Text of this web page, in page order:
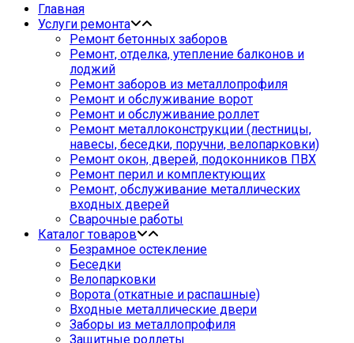
Главная
Услуги ремонта
Ремонт бетонных заборов
Ремонт, отделка, утепление балконов и
лоджий
Ремонт заборов из металлопрофиля
Ремонт и обслуживание ворот
Ремонт и обслуживание роллет
Ремонт металлоконструкции (лестницы,
навесы, беседки, поручни, велопарковки)
Ремонт окон, дверей, подоконников ПВХ
Ремонт перил и комплектующих
Ремонт, обслуживание металлических
входных дверей
Сварочные работы
Каталог товаров
Безрамное остекление
Беседки
Велопарковки
Ворота (откатные и распашные)
Входные металлические двери
Заборы из металлопрофиля
Защитные роллеты